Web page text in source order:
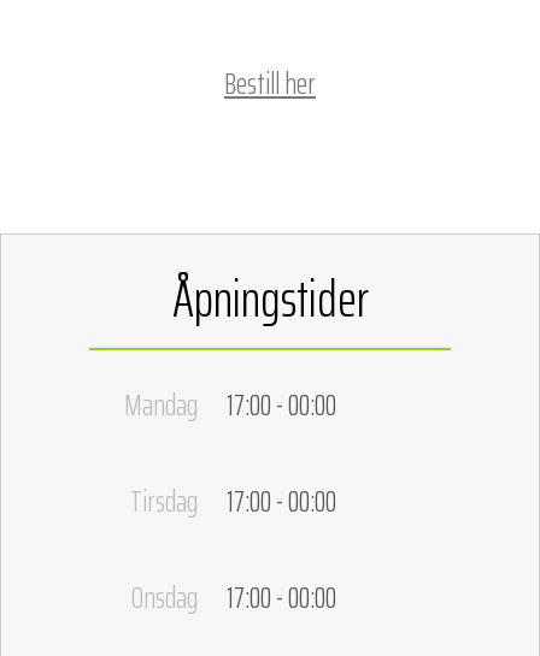
Bestill her
Åpningstider
Mandag
17:00 - 00:00
Tirsdag
17:00 - 00:00
Onsdag
17:00 - 00:00